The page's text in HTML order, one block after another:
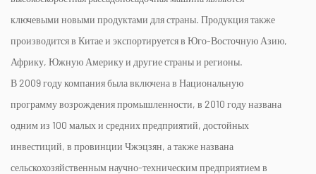
ключевыми новыми продуктами для страны. Продукция также
производится в Китае и экспортируется в Юго-Восточную Азию,
Африку, Южную Америку и другие страны и регионы.
В 2009 году компания была включена в Национальную
программу возрождения промышленности, в 2010 году названа
одним из 100 малых и средних предприятий, достойных
инвестиций, в провинции Чжэцзян, а также названа
сельскохозяйственным научно-техническим предприятием в